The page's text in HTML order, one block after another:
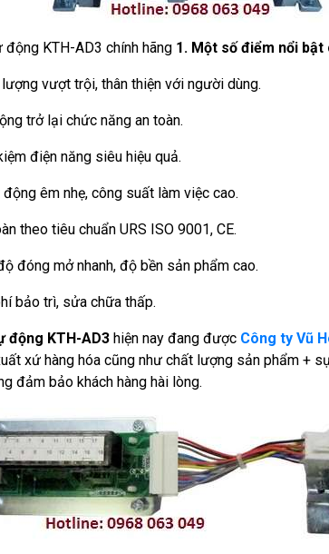
động KTH-AD3 chính hãng 1. Một số điểm nổi
vượt trội, thân thiện với người dùng.
trở lại chức năng an toàn.
điện năng siêu hiệu quả.
êm nhẹ, công suất làm việc cao.
theo tiêu chuẩn URS ISO 9001, CE.
đóng mở nhanh, độ bền sản phẩm cao.
bảo trì, sửa chữa thấp.
động KTH-AD3 hiện nay đang được Công ty Vũ
xứ hàng hóa cũng như chất lượng sản phẩm +
đảm bảo khách hàng hài lòng.